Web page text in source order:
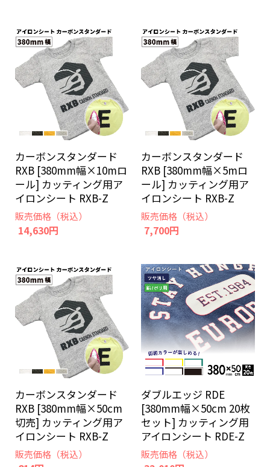
カーボンスタンダード
RXB [380mm幅×10mロ
ール] カッティング用ア
イロンシート RXB-Z
販売価格（税込）
14,630円
カーボンスタンダード
RXB [380mm幅×5mロ
ール] カッティング用ア
イロンシート RXB-Z
販売価格（税込）
7,700円
カーボンスタンダード
RXB [380mm幅×50cm
切売] カッティング用ア
イロンシート RXB-Z
販売価格（税込）
ダブルエッジ RDE
[380mm幅×50cm 20枚
セット] カッティング用
アイロンシート RDE-Z
販売価格（税込）